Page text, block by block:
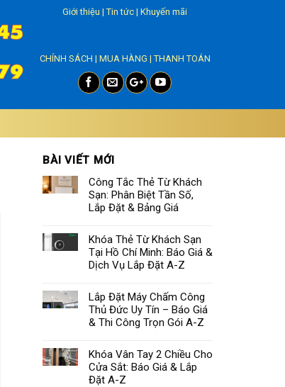
Giới thiệu |Tin tức | Khuyến mãi
CHÍNH SÁCH | MUA HÀNG |THANH TOÁN
BÀI VIẾT MỚI
Công Tắc Thẻ Từ Khách
Sạn: Phân Biệt Tần Số,
Lắp Đặt & Bảng Giá
Khóa Thẻ Từ Khách Sạn
Tại Hồ Chí Minh: Báo Giá &
Dịch Vụ Lắp Đặt A-Z
Lắp Đặt Máy Chấm Công
Thủ Đức Uy Tín – Báo Giá
& Thi Công Trọn Gói A-Z
Khóa Vân Tay 2 Chiều Cho
Cửa Sắt: Báo Giá & Lắp
Đặt A-Z